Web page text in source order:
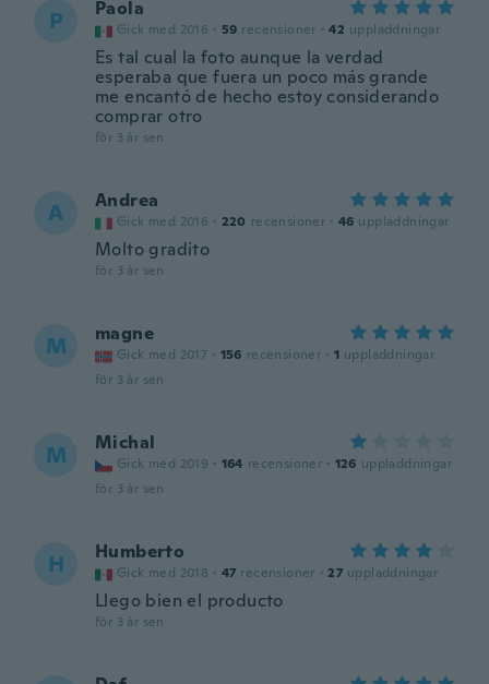
P Paola
Gick med 2016 · 59 recensioner · 42 uppladdningar
Es tal cual la foto aunque la verdad
esperaba que fuera un poco más grande
me encantó de hecho estoy considerando
comprar otro
för 3 år sen
A Andrea
Gick med 2016 · 220 recensioner · 46 uppladdningar
Molto gradito
för 3 år sen
M magne
Gick med 2017 · 156 recensioner · 1 uppladdningar
för 3 år sen
M Michal
Gick med 2019 · 164 recensioner · 126 uppladdningar
för 3 år sen
H Humberto
Gick med 2018 · 47 recensioner · 27 uppladdningar
Llego bien el producto
för 3 år sen